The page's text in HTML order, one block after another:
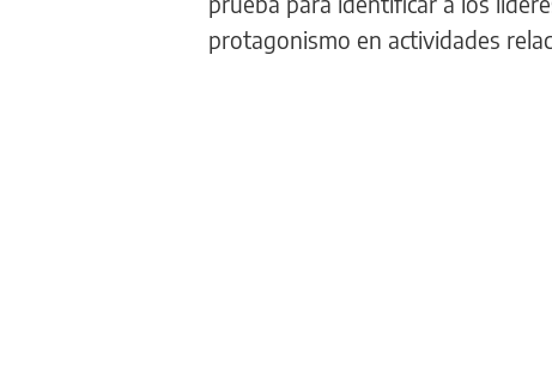
protagonismo en actividades